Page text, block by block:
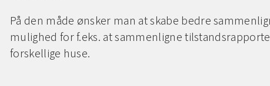
På den måde ønsker man at skabe bedre
mulighed for f.eks. at sammenligne
forskellige huse.